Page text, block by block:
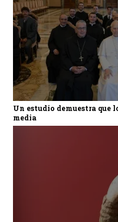
Un estudio demuestra que
media